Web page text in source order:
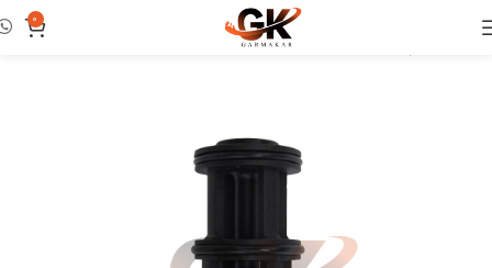
0
ست تعمیرات